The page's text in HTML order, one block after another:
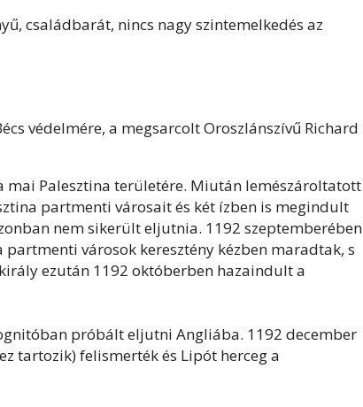
családbarát, nincs nagy szintemelkedés az
védelmére, a megsarcolt Oroszlánszívű Richard
mai Palesztina területére. Miután lemészároltatott
partmenti városait és két ízben is megindult
nem sikerült eljutnia. 1192 szeptemberében
városok keresztény kézben maradtak, s
ezután 1192 októberben hazaindult a
próbált eljutni Angliába. 1192 december
tartozik) felismerték és Lipót herceg a